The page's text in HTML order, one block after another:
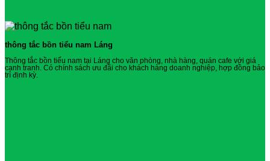
thông tắc bồn tiểu nam Láng
Thông tắc bồn tiểu nam tại Láng cho văn phòng, nhà hàng, quán cafe với giá
cạnh tranh. Có chính sách ưu đãi cho khách hàng doanh nghiệp, hợp đồng bảo
trì định kỳ.